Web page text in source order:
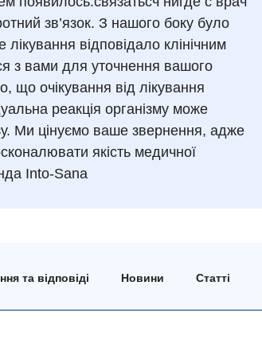
зв’язок. З нашого боку було
відповідало клінічним
з вами для уточнення вашого
що очікування від лікування
реакція організму може
Ми цінуємо ваше звернення, адже
якість медичної
Into-Sana
та відповіді Новини Статті